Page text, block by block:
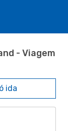
- Viagem
ida